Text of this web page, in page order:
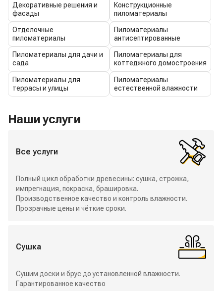
Декоративные решения и
фасады
Конструкционные
пиломатериалы
Отделочные
пиломатериалы
Пиломатериалы
антисептированные
Пиломатериалы для дачи и
сада
Пиломатериалы для
коттеджного домостроения
Пиломатериалы для
террасы и улицы
Пиломатериалы
естественной влажности
Наши услуги
Все услуги
Полный цикл обработки древесины: сушка, строжка,
импрегнация, покраска, брашировка.
Производственное качество и контроль влажности.
Прозрачные цены и чёткие сроки.
Сушка
Сушим доски и брус до установленной влажности.
Гарантированное качество